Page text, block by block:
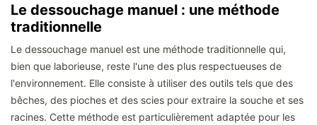
Le dessouchage manuel : une méthode
traditionnelle
Le dessouchage manuel est une méthode traditionnelle qui,
bien que laborieuse, reste l'une des plus respectueuses de
l'environnement. Elle consiste à utiliser des outils tels que des
bêches, des pioches et des scies pour extraire la souche et ses
racines. Cette méthode est particulièrement adaptée pour les